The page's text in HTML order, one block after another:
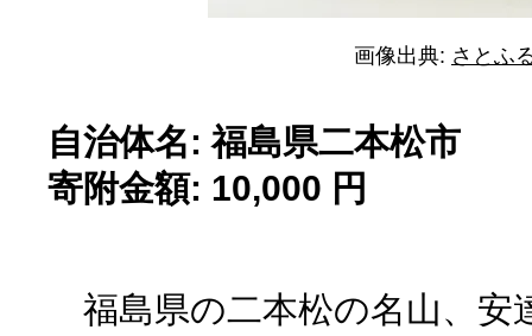
画像出典: さとふ
自治体名: 福島県二本松市
寄附金額: 10,000 円
福島県の二本松の名山、安